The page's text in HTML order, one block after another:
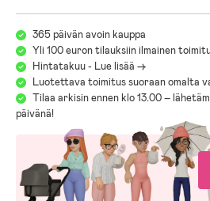
365 päivän avoin kauppa
Yli 100 euron tilauksiin ilmainen
Hintatakuu - Lue lisää ->
Luotettava toimitus suoraan omalta
Tilaa arkisin ennen klo 13.00 –
päivänä!